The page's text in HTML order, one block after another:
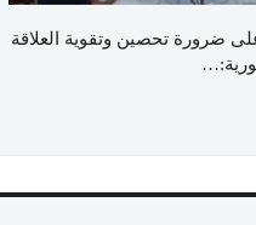
ضرورة تحصين وتقوية العلاقة